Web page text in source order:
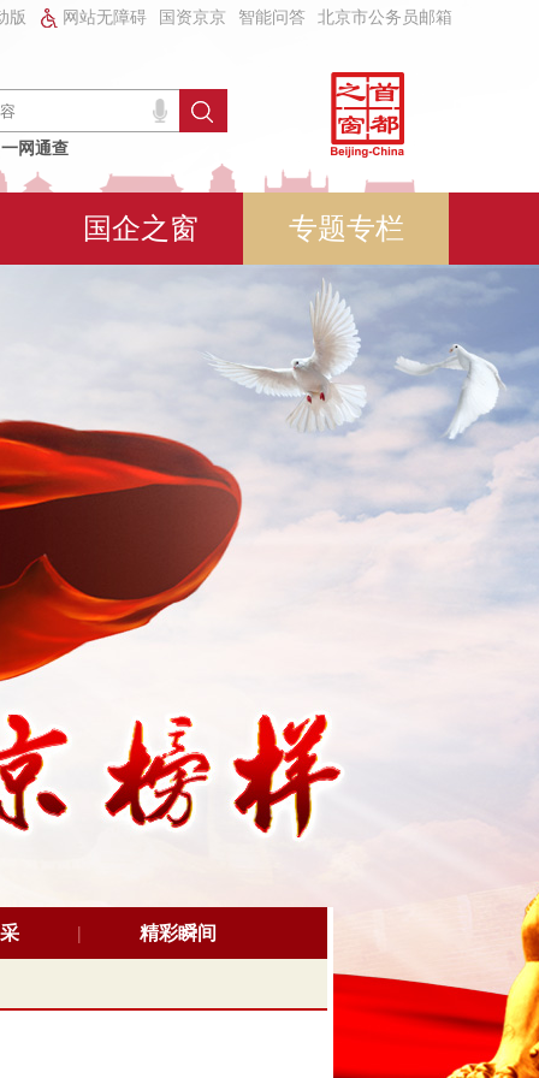
版 网站无障碍 国资京京 智能问答 北京市公务员邮箱
一网通查
国企之窗 专题专栏
精彩瞬间